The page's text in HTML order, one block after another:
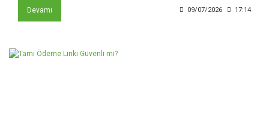
Devamı 09/07/2026 17:14